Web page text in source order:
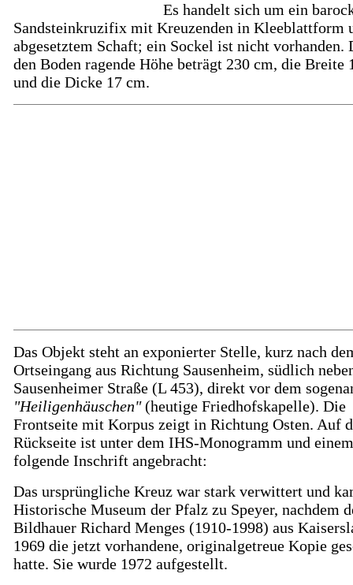
Es handelt sich um ein
Sandsteinkruzifix mit Kreuzenden in Kleeblattform
abgesetztem Schaft; ein Sockel ist nicht vorhanden.
den Boden ragende Höhe beträgt 230 cm, die Breite
und die Dicke 17 cm.
Das Objekt steht an exponierter Stelle, kurz nach
Ortseingang aus Richtung Sausenheim, südlich
Sausenheimer Straße (L 453), direkt vor dem
"Heiligenhäuschen"(heutige Friedhofskapelle). Die
Frontseite mit Korpus zeigt in Richtung Osten. Auf
Rückseite ist unter dem IHS-Monogramm und
folgende Inschrift angebracht:
Das ursprüngliche Kreuz war stark verwittert und
Historische Museum der Pfalz zu Speyer, nachdem
Bildhauer Richard Menges (1910-1998) aus
1969 die jetzt vorhandene, originalgetreue Kopie
hatte. Sie wurde 1972 aufgestellt.